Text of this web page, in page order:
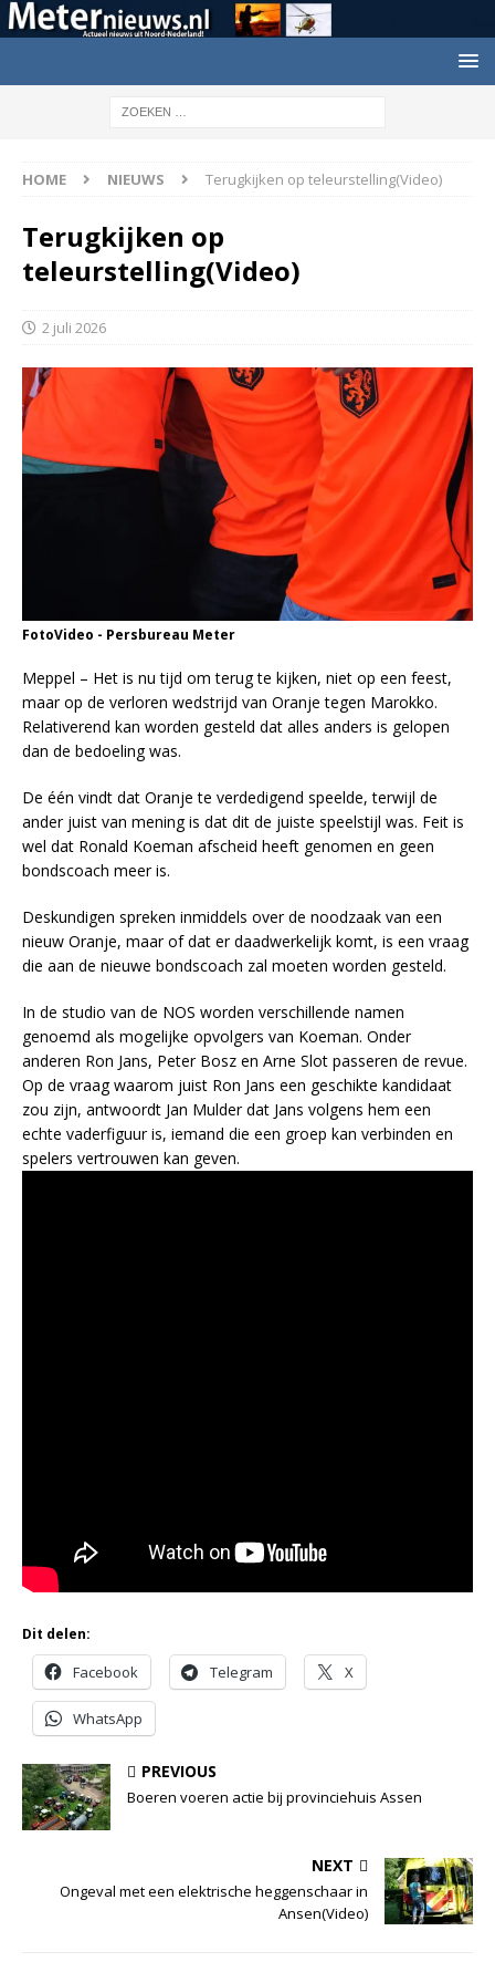
HOME NIEUWS Terugkijken op teleurstelling(Video)
Terugkijken op
teleurstelling(Video)
2 juli 2026
FotoVideo - Persbureau Meter
Meppel – Het is nu tijd om terug te kijken, niet op een feest,
maar op de verloren wedstrijd van Oranje tegen Marokko.
Relativerend kan worden gesteld dat alles anders is gelopen
dan de bedoeling was.
De één vindt dat Oranje te verdedigend speelde, terwijl de
ander juist van mening is dat dit de juiste speelstijl was. Feit is
wel dat Ronald Koeman afscheid heeft genomen en geen
bondscoach meer is.
Deskundigen spreken inmiddels over de noodzaak van een
nieuw Oranje, maar of dat er daadwerkelijk komt, is een vraag
die aan de nieuwe bondscoach zal moeten worden gesteld.
In de studio van de NOS worden verschillende namen
genoemd als mogelijke opvolgers van Koeman. Onder
anderen Ron Jans, Peter Bosz en Arne Slot passeren de revue.
Op de vraag waarom juist Ron Jans een geschikte kandidaat
zou zijn, antwoordt Jan Mulder dat Jans volgens hem een
echte vaderfiguur is, iemand die een groep kan verbinden en
spelers vertrouwen kan geven.
Dit delen:
Facebook Telegram X
WhatsApp
PREVIOUS
Boeren voeren actie bij provinciehuis Assen
NEXT
Ongeval met een elektrische heggenschaar in
Ansen(Video)